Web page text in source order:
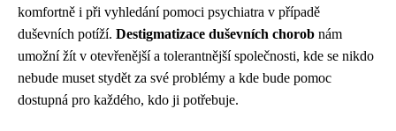
komfortně i při vyhledání pomoci psychiatra v případě
duševních potíží. Destigmatizace duševních chorob nám
umožní žít v otevřenější a tolerantnější společnosti, kde se nikdo
nebude muset stydět za své problémy a kde bude pomoc
dostupná pro každého, kdo ji potřebuje.